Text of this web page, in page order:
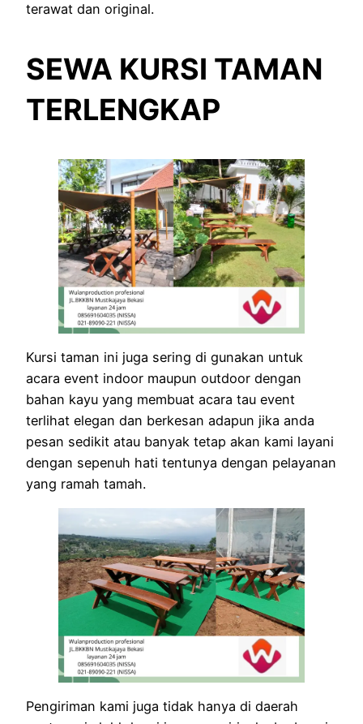
terawat dan original.
SEWA KURSI TAMAN
TERLENGKAP
Kursi taman ini juga sering di gunakan untuk
acara event indoor maupun outdoor dengan
bahan kayu yang membuat acara tau event
terlihat elegan dan berkesan adapun jika anda
pesan sedikit atau banyak tetap akan kami layani
dengan sepenuh hati tentunya dengan pelayanan
yang ramah tamah.
Pengiriman kami juga tidak hanya di daerah